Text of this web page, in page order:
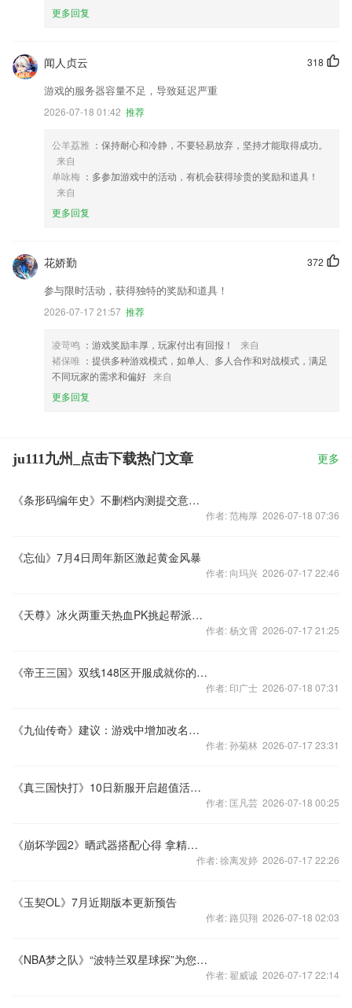
更多回复
318
闻人贞云
游戏的服务器容量不足，导致延迟严重
2026-07-18 01:42 推荐
公羊荔雅 ：保持耐心和冷静，不要轻易放弃，坚持才能取得成功。
来自
单咏梅 ：多参加游戏中的活动，有机会获得珍贵的奖励和道具！
来自
更多回复
372
花娇勤
参与限时活动，获得独特的奖励和道具！
2026-07-17 21:57 推荐
凌苛鸣 ：游戏奖励丰厚，玩家付出有回报！
来自
褚保唯 ：提供多种游戏模式，如单人、多人合作和对战模式，满足
不同玩家的需求和偏好 来自
更多回复
ju111九州_点击下载热门文章 更多
《条形码编年史》不删档内测提交意见得豪礼
作者: 范梅厚 2026-07-18 07:36
《忘仙》7月4日周年新区激起黄金风暴
作者: 向玛兴 2026-07-17 22:46
《天尊》冰火两重天热血PK挑起帮派斗争
作者: 杨文霄 2026-07-17 21:25
《帝王三国》双线148区开服成就你的帝王之位
作者: 印广士 2026-07-18 07:31
《九仙传奇》建议：游戏中增加改名的功能
作者: 孙菊林 2026-07-17 23:31
《真三国快打》10日新服开启超值活动就怕你不来
作者: 匡凡芸 2026-07-18 00:25
《崩坏学园2》晒武器搭配心得 拿精美礼品
作者: 徐离发婷 2026-07-17 22:26
《玉契OL》7月近期版本更新预告
作者: 路贝翔 2026-07-18 02:03
《NBA梦之队》“波特兰双星球探”为您献上
作者: 翟威诚 2026-07-17 22:14